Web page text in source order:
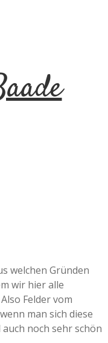
welchen Gründen
wir hier alle
Felder vom
man sich diese
noch sehr schön